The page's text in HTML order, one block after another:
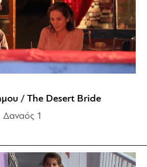
/ The Desert Bride
Δαναός 1